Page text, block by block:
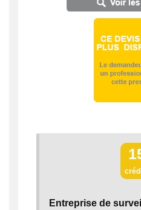
Entreprise de